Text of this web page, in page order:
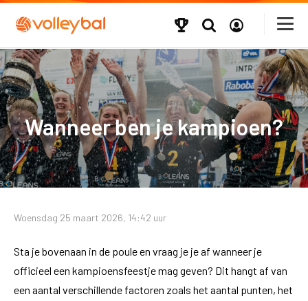
Wanneer ben je kampioen?
Woensdag 25 maart 2026, 14:42 uur
Sta je bovenaan in de poule en vraag je je af wanneer je
officieel een kampioensfeestje mag geven? Dit hangt af van
een aantal verschillende factoren zoals het aantal punten, het